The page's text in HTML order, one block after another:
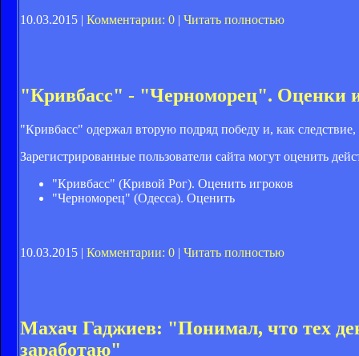
10.03.2015 | Комментарии: 0 | Читать полностью
"Кривбасс" - "Черноморец". Оценки
"Кривбасс" одержал вторую подряд победу и, как
Зарегистрированные пользователи сайта могут оценить
"Кривбасс" (Кривой Рог). Оценить игроков
"Черноморец" (Одесса). Оценить
10.03.2015 | Комментарии: 0 | Читать полностью
Махач Гаджиев: "Понимал, что тех
заработаю"